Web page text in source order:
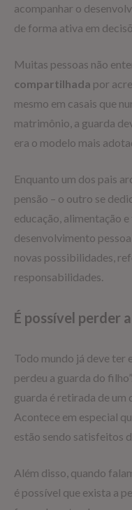
acompanhar o
de forma ativa em
Muitas pessoas não
compartilhada por
mesmo em casais que
matrimônio, a guarda
era o modelo mais
Enquanto um dos pais
pensão – o outro se
educação, alimentação
desenvolvimento
novas possibilidades,
responsabilidades.
É possível perder
Todo mundo já deve ter
perdeu a guarda do
guarda é retirada de um
Acontece em especial
estão sendo satisfeitos
Além disso, quando
é possível que exista a